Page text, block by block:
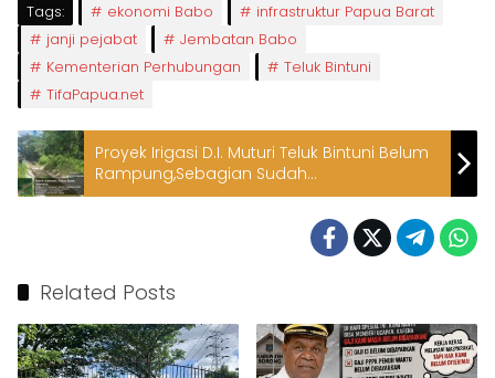
Tags: ekonomi Babo
infrastruktur Papua Barat
janji pejabat
Jembatan Babo
Kementerian Perhubungan
Teluk Bintuni
TifaPapua.net
Proyek Irigasi D.I. Muturi Teluk Bintuni Belum
Rampung,Sebagian Sudah
Rusak,Kontraktor Bungkam
Related Posts